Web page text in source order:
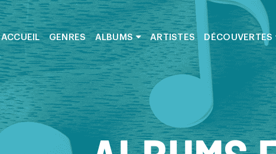
ACCUEIL GENRES ALBUMS ARTISTES DÉCOUVERTES